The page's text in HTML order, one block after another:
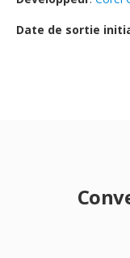
Date de sortie